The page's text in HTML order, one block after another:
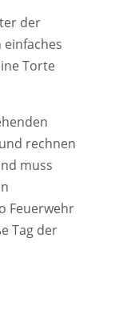
der
einfaches
Torte
rechnen
muss
Feuerwehr
Tag der